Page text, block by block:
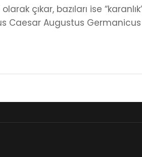
çıkar, bazıları ise
Caesar Augustus